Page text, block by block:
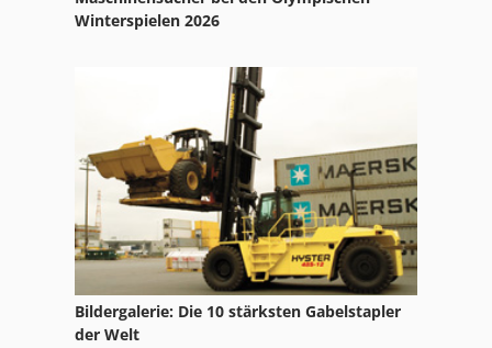
Kuehlmittelanlage
Metora Bandsäge
Ostas
Winterspielen 2026
Bildergalerie: Die 10 stärksten Gabelstapler
der Welt